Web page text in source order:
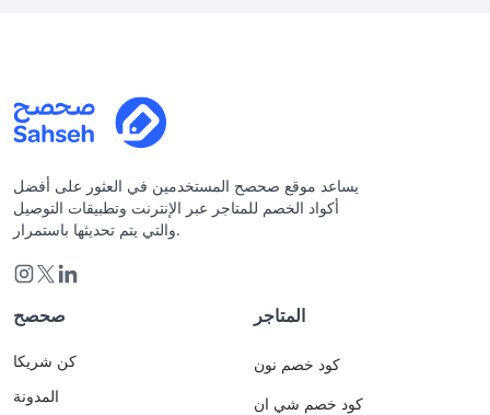
يساعد موقع صحصح المستخدمين في العثور على أفضل
أكواد الخصم للمتاجر عبر الإنترنت وتطبيقات التوصيل
والتي يتم تحديثها باستمرار.
صحصح
كن شريكا
المدونة
المتاجر
كود خصم نون
كود خصم شي ان